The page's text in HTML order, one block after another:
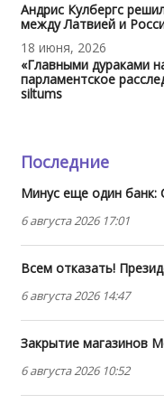
Андрис Кулбергс
между Латвией и
18 июня, 2026
«Главными дураками
парламентское
siltums
Последние
Минус еще один банк:
6 августа 2026 17:01
Всем отказать!
6 августа 2026 14:47
Закрытие магазинов
6 августа 2026 10:52